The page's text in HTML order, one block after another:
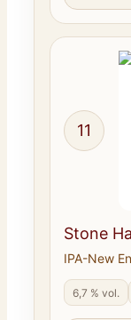
11
Stone
IPA-New
6,7 % vol.